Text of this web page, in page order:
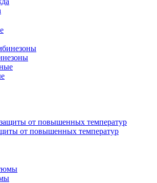
от повышенных температур